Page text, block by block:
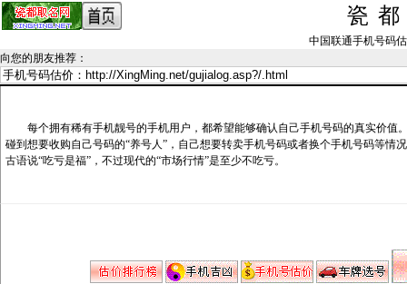
瓷
中国联通手机号码
向您的朋友推荐 ：
每个拥有稀有手机靓号的手机用户，都希望能够确认自己手机号码的真实价值
碰到想要收购自己号码的“养号人”，自己想要转卖手机号码或者换个手机号码等情
古语说“吃亏是福”，不过现代的“市场行情”是至少不吃亏。